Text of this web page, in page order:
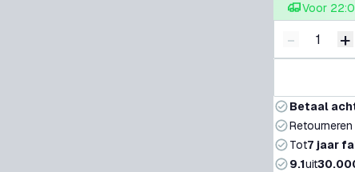
Voor
Verminder
- +
Betaal
Tot7 jaar
9.1uit